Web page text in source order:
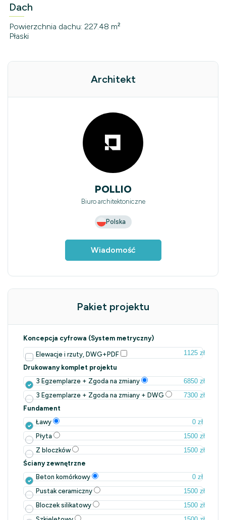
Dach
Powierzchnia dachu: 227.48 m²
Płaski
Architekt
POLLIO
Biuro architektoniczne
Polska
Wiadomość
Pakiet projektu
Koncepcja cyfrowa (System metryczny)
Elewacje i rzuty, DWG+PDF
1125 zł
Drukowany komplet projektu
3 Egzemplarze + Zgoda na zmiany
6850 zł
3 Egzemplarze + Zgoda na zmiany + DWG
7300 zł
Fundament
Ławy
0 zł
Płyta
1500 zł
Z bloczków
1500 zł
Ściany zewnętrzne
Beton komórkowy
0 zł
Pustak ceramiczny
1500 zł
Bloczek silikatowy
1500 zł